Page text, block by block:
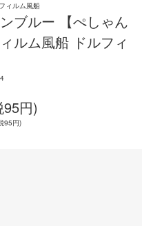
ィルム風船
ブルー 【ぺしゃん
ルム風船 ドルフィ
円)
95円)